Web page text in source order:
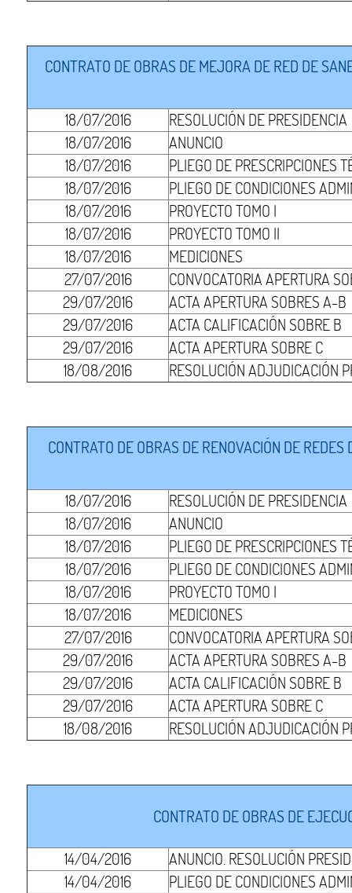
CONTRATO DE OBRAS DE MEJORA DE RED DE
18/07/2016
RESOLUCIÓN DE PRESIDENCIA
18/07/2016
ANUNCIO
18/07/2016
PLIEGO DE PRESCRIPCIONES
18/07/2016
PLIEGO DE CONDICIONES
18/07/2016
PROYECTO TOMO I
18/07/2016
PROYECTO TOMO II
18/07/2016
MEDICIONES
27/07/2016
CONVOCATORIA APERTURA
29/07/2016
ACTA APERTURA SOBRES A-B
29/07/2016
ACTA CALIFICACIÓN SOBRE B
29/07/2016
ACTA APERTURA SOBRE C
18/08/2016
RESOLUCIÓN ADJUDICACIÓN
CONTRATO DE OBRAS DE RENOVACIÓN DE
18/07/2016
RESOLUCIÓN DE PRESIDENCIA
18/07/2016
ANUNCIO
18/07/2016
PLIEGO DE PRESCRIPCIONES
18/07/2016
PLIEGO DE CONDICIONES
18/07/2016
PROYECTO TOMO I
18/07/2016
MEDICIONES
27/07/2016
CONVOCATORIA APERTURA
29/07/2016
ACTA APERTURA SOBRES A-B
29/07/2016
ACTA CALIFICACIÓN SOBRE B
29/07/2016
ACTA APERTURA SOBRE C
18/08/2016
RESOLUCIÓN ADJUDICACIÓN
CONTRATO DE OBRAS DE
14/04/2016
ANUNCIO. RESOLUCIÓN
14/04/2016
PLIEGO DE CONDICIONES